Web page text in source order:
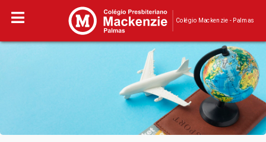
Colégio Mackenzie - Palmas